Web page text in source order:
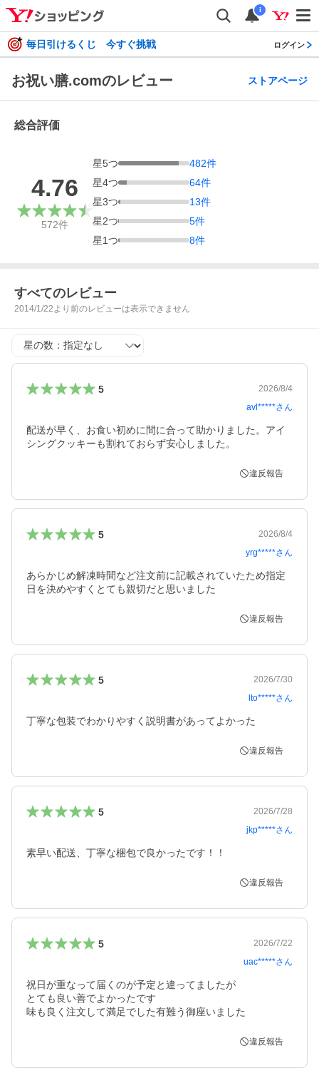
i
毎日引けるくじ 今すぐ挑戦 ログイン
お祝い膳.comのレビュー ストアページ
総合評価
4.76
572件
星5つ 482件
星4つ 64件
星3つ 13件
星2つ 5件
星1つ 8件
すべてのレビュー
2014/1/22より前のレビューは表示できません
星の数
5
2026/8/4
avl*****さん
配送が早く、お食い初めに間に合って助かりました。アイ
シングクッキーも割れておらず安心しました。
違反報告
5
2026/8/4
yrg*****さん
あらかじめ解凍時間など注文前に記載されていたため指定
日を決めやすくとても親切だと思いました
違反報告
5
2026/7/30
lto*****さん
丁寧な包装でわかりやすく説明書があってよかった
違反報告
5
2026/7/28
jkp*****さん
素早い配送、丁寧な梱包で良かったです！！
違反報告
5
2026/7/22
uac*****さん
祝日が重なって届くのが予定と違ってましたが
とても良い善でよかったです
違反報告